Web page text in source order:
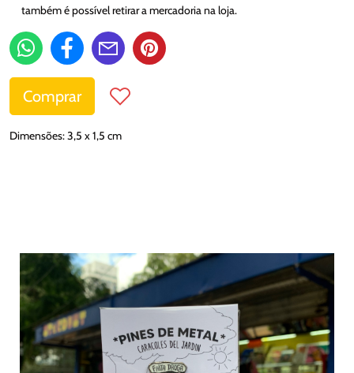
também é possível retirar a mercadoria na loja.
Comprar
Dimensões: 3,5 x 1,5 cm